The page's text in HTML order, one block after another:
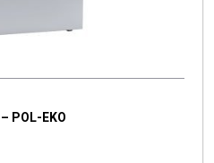
POL-EKO